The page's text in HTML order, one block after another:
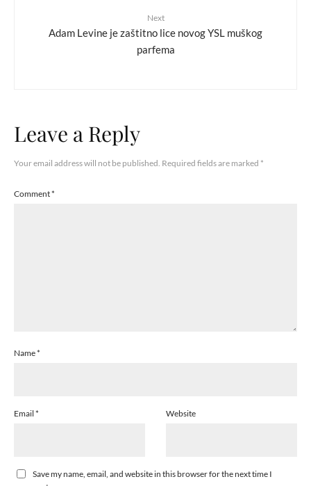
Next
Adam Levine je zaštitno lice novog YSL muškog
parfema
Leave a Reply
Your email address will not be published. Required fields are marked *
Comment*
Name*
Email * Website
Save my name, email, and website in this browser for the next time I